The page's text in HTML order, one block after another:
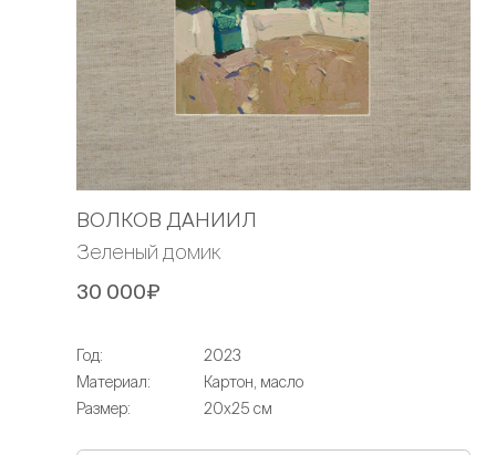
ВОЛКОВ ДАНИИЛ
Зеленый домик
30 000₽
Год:
2023
Материал:
Картон, масло
Размер:
20х25 см